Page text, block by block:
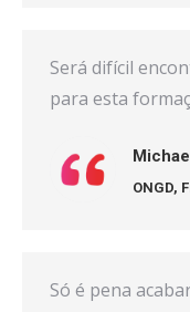
Será difícil
para esta
ONGD,
Só é pena